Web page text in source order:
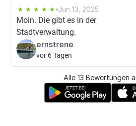
Jun 13, 2025
Moin. Die gibt es in der
Stadtverwaltung.
ernstrene
vor 6 Tagen
Alle 13 Bewertungen